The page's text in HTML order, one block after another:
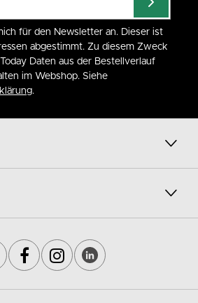
für den Newsletter an. Dieser ist
abgestimmt. Zu diesem Zweck
Daten aus der Bestellverlauf
im Webshop. Siehe
.